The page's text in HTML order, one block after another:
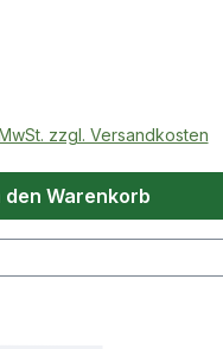
zzgl. Versandkosten
den Warenkorb